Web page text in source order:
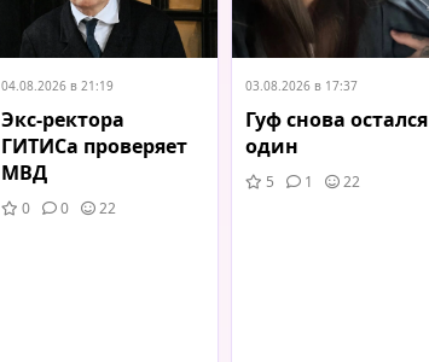
04.08.2026 в 21:19
Экс-ректора
ГИТИСа проверяет
МВД
0 0 22
03.08.2026 в 17:37
Гуф снова остался
один
5 1 22